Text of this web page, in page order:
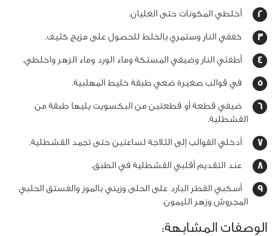
أخلطي المكونات حتى الغليان.
خففي النار وستمري بالخلط للحصول على مزيج كثيف.
أطفئي النار وضيفي المستكة وماء الورد وماء الزهر واخلطي.
في قوالب صغيرة ضعي طبقة خليط المهلبية.
ضيفي قطعة أو قطعتين من البكسويت يليها طبقة من
القشطلية.
أدخلي القوالب إلى الثلاجة لساعتين حتى تجمد القشطلية.
عند التقديم أقلبي القشطلية في الطبق.
أسكبي القطر البارد على الحلى وزيني بالموز والفستق الحلبي
المجروش وزهر الليمون.
الوصفات المشابهة: